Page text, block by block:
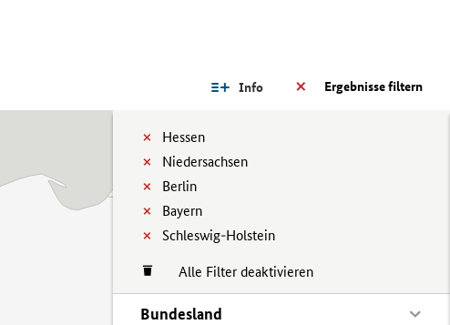
Ergebnisse filtern
Info
Hessen
Niedersachsen
Berlin
Bayern
Schleswig-Holstein
Alle Filter deaktivieren
Bundesland